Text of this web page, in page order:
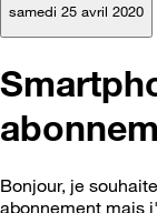
samedi 25 avril 2020
Bonjour, je
abonnement mais